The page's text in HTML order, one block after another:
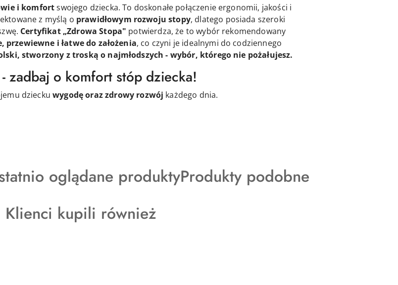
i komfortswojego dziecka. To doskonałe połączenie ergonomii, jakości i
z myślą o prawidłowym rozwoju stopy, dlatego posiada szeroki
Certyfikat „Zdrowa Stopa" potwierdza, że to wybór rekomendowany
przewiewne i łatwe do założenia, co czyni je idealnymi do codziennego
stworzony z troską o najmłodszych - wybór, którego nie pożałujesz.
zadbaj o komfort stóp dziecka!
dzieckuwygodę oraz zdrowy rozwój każdego dnia.
oglądane produktyProdukty
Produkty podobne
Klienci kupili również